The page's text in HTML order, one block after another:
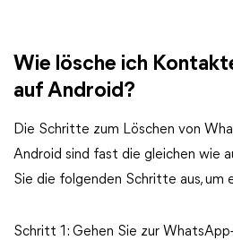
Wie lösche ich
auf Android?
Die Schritte zum Löschen von
Android sind fast die gleichen wie
Sie die folgenden Schritte aus, um
Schritt 1: Gehen Sie zur